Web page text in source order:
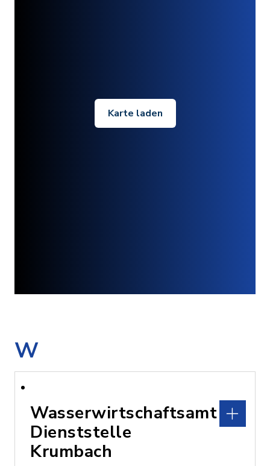
Karte laden
W
Wasserwirtschaftsamt
Dienststelle
Krumbach